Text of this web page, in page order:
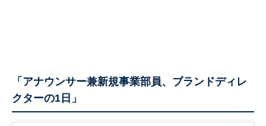
「アナウンサー兼新規事業部員、ブランドディレ
クターの1日」